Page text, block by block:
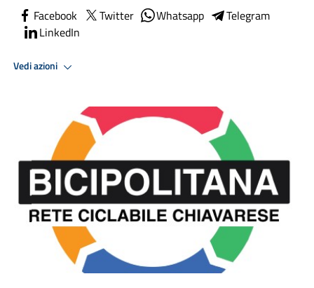
Facebook Twitter Whatsapp
Telegram
LinkedIn
Vedi azioni